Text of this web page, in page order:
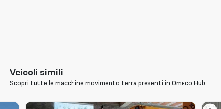
Veicoli simili
Scopri tutte le macchine movimento terra presenti in Omeco Hub